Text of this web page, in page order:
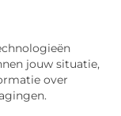
jouw situatie,
over